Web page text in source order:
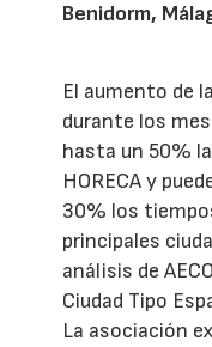
Benidorm,
El aumento de
durante los
hasta un 50%
HORECA y
30% los
principales
análisis de
Ciudad Tipo
La asociación